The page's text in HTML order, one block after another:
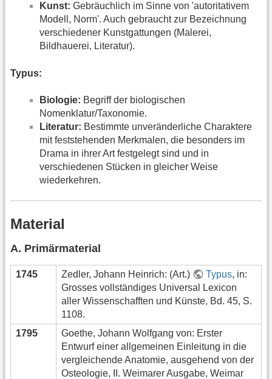
Kunst: Gebräuchlich im Sinne von 'autoritativem
Modell, Norm'. Auch gebraucht zur Bezeichnung
verschiedener Kunstgattungen (Malerei,
Bildhauerei, Literatur).
Typus:
Biologie: Begriff der biologischen
Nomenklatur/Taxonomie.
Literatur: Bestimmte unveränderliche Charaktere
mit feststehenden Merkmalen, die besonders im
Drama in ihrer Art festgelegt sind und in
verschiedenen Stücken in gleicher Weise
wiederkehren.
Material
A. Primärmaterial
1745 Zedler, Johann Heinrich: (Art.) Typus, in:
Grosses vollständiges Universal Lexicon
aller Wissenschafften und Künste, Bd. 45, S.
1108.
1795
Goethe, Johann Wolfgang von: Erster
Entwurf einer allgemeinen Einleitung in die
vergleichende Anatomie, ausgehend von der
Osteologie, II. Weimarer Ausgabe, Weimar